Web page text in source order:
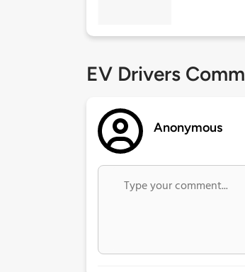
EV Drivers
Anonymous